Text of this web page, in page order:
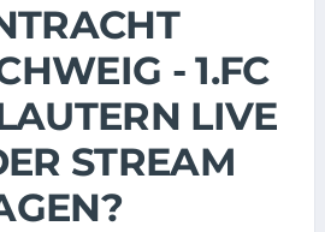
- 1.FC
LIVE
STREAM